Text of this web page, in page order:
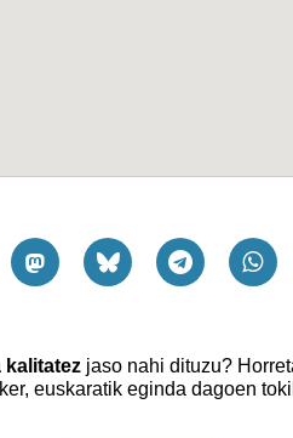
kalitatez jaso nahi dituzu?
euskaratik eginda dagoen